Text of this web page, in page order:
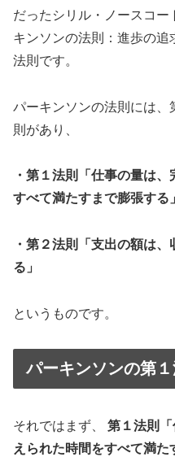
だったシリル・ノースコ
キンソンの法則：進歩の追
法則です。
パーキンソンの法則には
則があり、
・第１法則「仕事の量は
すべて満たすまで膨張する」
・第２法則「支出の額は
る」
というものです。
パーキンソンの第１
それではまず、
第１法則
えられた時間をすべて満た